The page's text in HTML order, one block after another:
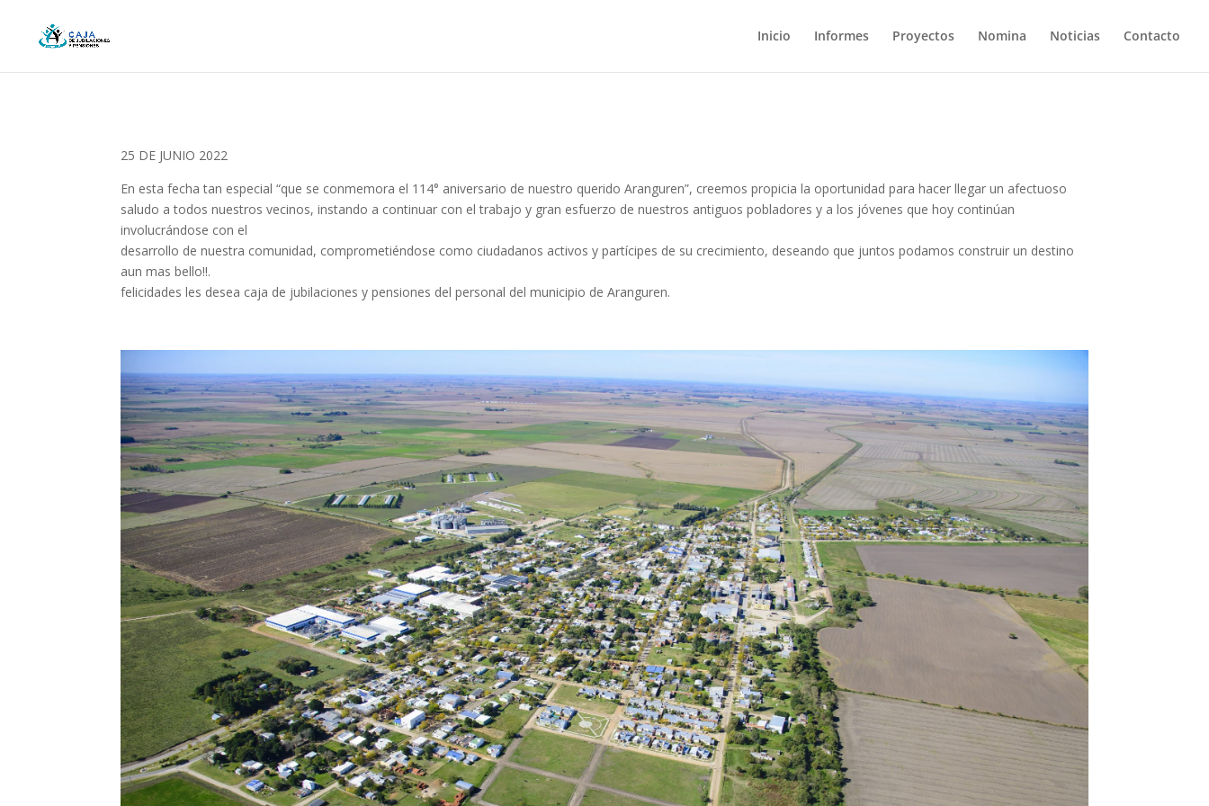
Inicio Informes Proyectos Nomina Noticias Contacto
25 DE JUNIO 2022
En esta fecha tan especial “que se conmemora el 114° aniversario de nuestro querido Aranguren”, creemos propicia la oportunidad para hacer llegar un afectuoso
saludo a todos nuestros vecinos, instando a continuar con el trabajo y gran esfuerzo de nuestros antiguos pobladores y a los jóvenes que hoy continúan
involucrándose con el
desarrollo de nuestra comunidad, comprometiéndose como ciudadanos activos y partícipes de su crecimiento, deseando que juntos podamos construir un destino
aun mas bello!!.
felicidades les desea caja de jubilaciones y pensiones del personal del municipio de Aranguren.